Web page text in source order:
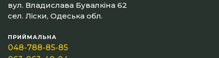
вул. Владислава Бувалкіна 62
сел. Ліски, Одеська обл.
ПРИЙМАЛЬНА
048-788-85-85